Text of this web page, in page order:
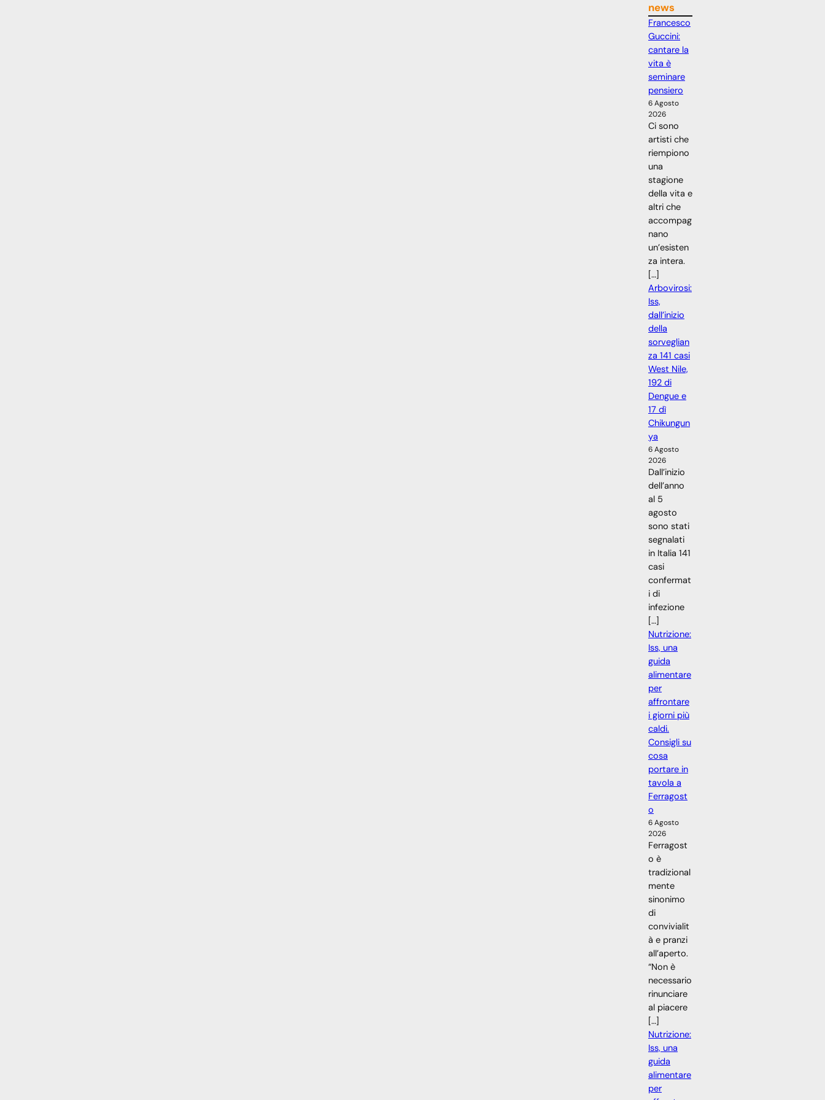
news
Francesco
Guccini:
cantare la
vita è
seminare
pensiero
6 Agosto
2026
Ci sono
artisti che
riempiono
una
stagione
della vita e
altri che
accompag
nano
un’esisten
za intera.
[…]
Arbovirosi:
Iss,
dall’inizio
della
sorveglian
za 141 casi
West Nile,
192 di
Dengue e
17 dì
Chikungun
ya
6 Agosto
2026
Dall’inizio
dell’anno
al 5
agosto
sono stati
segnalati
in Italia 141
casi
confermat
i di
infezione
[…]
Nutrizione:
Iss, una
guida
alimentare
per
affrontare
i giorni più
caldi.
Consigli su
cosa
portare in
tavola a
Ferragost
o
6 Agosto
2026
Ferragost
o è
tradizional
mente
sinonimo
di
convivialit
à e pranzi
all’aperto.
“Non è
necessario
rinunciare
al piacere
[…]
Nutrizione:
Iss, una
guida
alimentare
per